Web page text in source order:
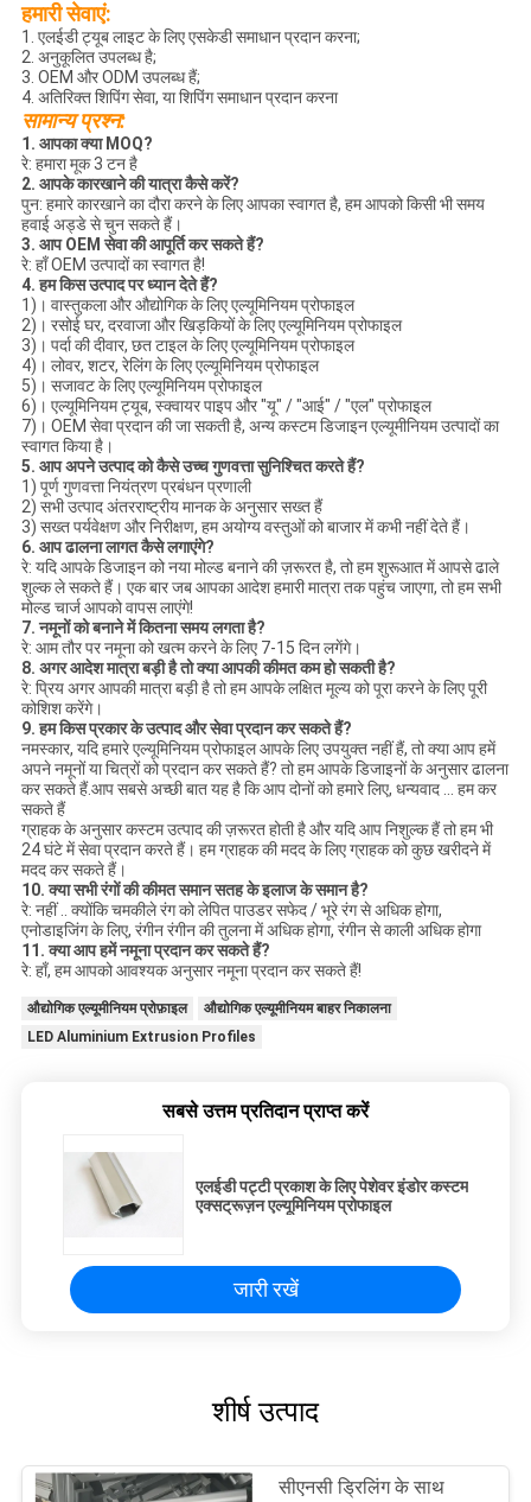
हमारी सेवाएं:
1. एलईडी ट्यूब लाइट के लिए एसकेडी समाधान प्रदान करना;
2. अनुकूलित उपलब्ध है;
3. OEM और ODM उपलब्ध हैं;
4. अतिरिक्त शिपिंग सेवा, या शिपिंग समाधान प्रदान करना
सामान्य प्रश्न:
1. आपका क्या MOQ?
रे: हमारा मूक 3 टन है
2. आपके कारखाने की यात्रा कैसे करें?
पुन: हमारे कारखाने का दौरा करने के लिए आपका स्वागत है, हम आपको किसी भी समय
हवाई अड्डे से चुन सकते हैं।
3. आप OEM सेवा की आपूर्ति कर सकते हैं?
रे: हाँ OEM उत्पादों का स्वागत है!
4. हम किस उत्पाद पर ध्यान देते हैं?
1)। वास्तुकला और औद्योगिक के लिए एल्यूमिनियम प्रोफाइल
2)। रसोई घर, दरवाजा और खिड़कियों के लिए एल्यूमिनियम प्रोफाइल
3)। पर्दा की दीवार, छत टाइल के लिए एल्यूमिनियम प्रोफाइल
4)। लोवर, शटर, रेलिंग के लिए एल्यूमिनियम प्रोफाइल
5)। सजावट के लिए एल्यूमिनियम प्रोफाइल
6)। एल्यूमिनियम ट्यूब, स्क्वायर पाइप और "यू" / "आई" / "एल" प्रोफाइल
7)। OEM सेवा प्रदान की जा सकती है, अन्य कस्टम डिजाइन एल्यूमीनियम उत्पादों का
स्वागत किया है।
5. आप अपने उत्पाद को कैसे उच्च गुणवत्ता सुनिश्चित करते हैं?
1) पूर्ण गुणवत्ता नियंत्रण प्रबंधन प्रणाली
2) सभी उत्पाद अंतरराष्ट्रीय मानक के अनुसार सख्त हैं
3) सख्त पर्यवेक्षण और निरीक्षण, हम अयोग्य वस्तुओं को बाजार में कभी नहीं देते हैं।
6. आप ढालना लागत कैसे लगाएंगे?
रे: यदि आपके डिजाइन को नया मोल्ड बनाने की ज़रूरत है, तो हम शुरूआत में आपसे ढाले
शुल्क ले सकते हैं। एक बार जब आपका आदेश हमारी मात्रा तक पहुंच जाएगा, तो हम सभी
मोल्ड चार्ज आपको वापस लाएंगे!
7. नमूनों को बनाने में कितना समय लगता है?
रे: आम तौर पर नमूना को खत्म करने के लिए 7-15 दिन लगेंगे।
8. अगर आदेश मात्रा बड़ी है तो क्या आपकी कीमत कम हो सकती है?
रे: प्रिय अगर आपकी मात्रा बड़ी है तो हम आपके लक्षित मूल्य को पूरा करने के लिए पूरी
कोशिश करेंगे।
9. हम किस प्रकार के उत्पाद और सेवा प्रदान कर सकते हैं?
नमस्कार, यदि हमारे एल्यूमिनियम प्रोफाइल आपके लिए उपयुक्त नहीं हैं, तो क्या आप हमें
अपने नमूनों या चित्रों को प्रदान कर सकते हैं? तो हम आपके डिजाइनों के अनुसार ढालना
कर सकते हैं.आप सबसे अच्छी बात यह है कि आप दोनों को हमारे लिए, धन्यवाद ... हम कर
सकते हैं
ग्राहक के अनुसार कस्टम उत्पाद की ज़रूरत होती है और यदि आप निशुल्क हैं तो हम भी
24 घंटे में सेवा प्रदान करते हैं। हम ग्राहक की मदद के लिए ग्राहक को कुछ खरीदने में
मदद कर सकते हैं।
10. क्या सभी रंगों की कीमत समान सतह के इलाज के समान है?
रे: नहीं .. क्योंकि चमकीले रंग को लेपित पाउडर सफेद / भूरे रंग से अधिक होगा,
एनोडाइजिंग के लिए, रंगीन रंगीन की तुलना में अधिक होगा, रंगीन से काली अधिक होगा
11. क्या आप हमें नमूना प्रदान कर सकते हैं?
रे: हाँ, हम आपको आवश्यक अनुसार नमूना प्रदान कर सकते हैं!
औद्योगिक एल्यूमीनियम प्रोफ़ाइल
औद्योगिक एल्यूमीनियम बाहर निकालना
LED Aluminium Extrusion Profiles
सबसे उत्तम प्रतिदान प्राप्त करें
एलईडी पट्टी प्रकाश के लिए पेशेवर इंडोर कस्टम
एक्सट्रूज़न एल्यूमिनियम प्रोफाइल
जारी रखें
शीर्ष उत्पाद
सीएनसी ड्रिलिंग के साथ